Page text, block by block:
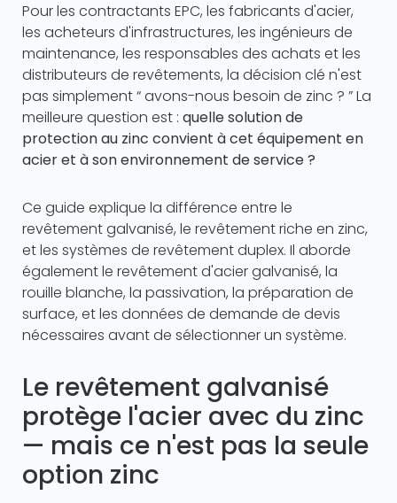
Pour les contractants EPC, les fabricants d'acier,
les acheteurs d'infrastructures, les ingénieurs de
maintenance, les responsables des achats et les
distributeurs de revêtements, la décision clé n'est
pas simplement “ avons-nous besoin de zinc ? ” La
meilleure question est : quelle solution de
protection au zinc convient à cet équipement en
acier et à son environnement de service ?
Ce guide explique la différence entre le
revêtement galvanisé, le revêtement riche en zinc,
et les systèmes de revêtement duplex. Il aborde
également le revêtement d'acier galvanisé, la
rouille blanche, la passivation, la préparation de
surface, et les données de demande de devis
nécessaires avant de sélectionner un système.
Le revêtement galvanisé
protège l'acier avec du zinc
— mais ce n'est pas la seule
option zinc